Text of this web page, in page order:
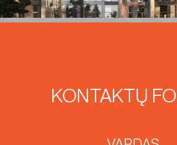
KONTAKTŲ